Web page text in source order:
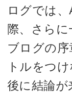
ログでは
際、さらに
ブログの
トルをつ
後に結論